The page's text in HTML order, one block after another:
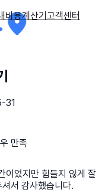
비용계산기고객센터
31
만족
이었지만 힘들지 않게 잘
서 감사했습니다.